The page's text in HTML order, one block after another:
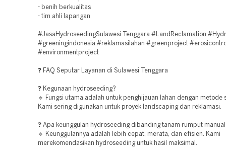
- benih berkualitas
- tim ahli lapangan
#JasaHydroseedingSulawesi Tenggara #LandReclamation
#greeningindonesia #reklamasilahan #greenproject
#environmentproject
❓ FAQ Seputar Layanan di Sulawesi Tenggara
❓ Kegunaan hydroseeding?
🔹 Fungsi utama adalah untuk penghijauan lahan dengan metode
Kami sering digunakan untuk proyek landscaping dan reklamasi.
❓ Apa keunggulan hydroseeding dibanding tanam rumput
🔹 Keunggulannya adalah lebih cepat, merata, dan efisien. Kami
merekomendasikan hydroseeding untuk hasil maksimal.